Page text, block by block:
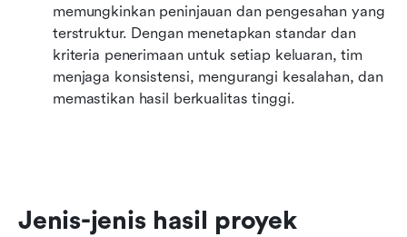
memungkinkan peninjauan dan pengesahan yang
terstruktur. Dengan menetapkan standar dan
kriteria penerimaan untuk setiap keluaran, tim
menjaga konsistensi, mengurangi kesalahan, dan
memastikan hasil berkualitas tinggi.
Jenis-jenis hasil proyek